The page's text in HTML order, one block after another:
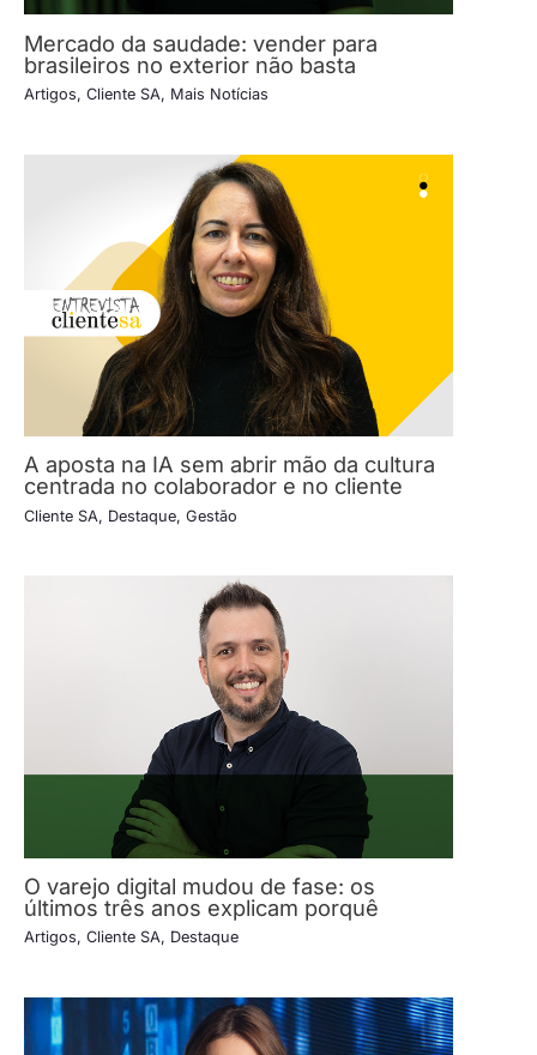
Mercado da saudade: vender para
brasileiros no exterior não basta
Artigos, Cliente SA, Mais Notícias
A aposta na IA sem abrir mão da cultura
centrada no colaborador e no cliente
Cliente SA, Destaque, Gestão
O varejo digital mudou de fase: os
últimos três anos explicam porquê
Artigos, Cliente SA, Destaque